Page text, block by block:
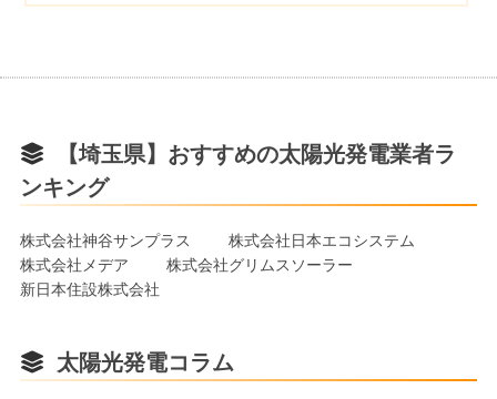
【埼玉県】おすすめの太陽光発電業者ラ
ンキング
株式会社神谷サンプラス
株式会社日本エコシステム
株式会社メデア
株式会社グリムスソーラー
新日本住設株式会社
太陽光発電コラム